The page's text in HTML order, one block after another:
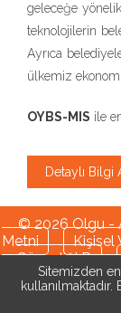
Sitemizden
geleceğe
teknolojilerin
Ayrıca
ülkemiz
OYBS-MIS ile
Detaylı Bilgi
© 2026 Olgu -
Metni
Kişisel
Güvenliği P.